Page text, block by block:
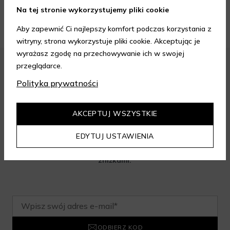
Zapisz się do newslettera i odbierz
rabat na aelia.pl:
-15% na cały nieprzeceniony asortyment przy minimalnej
wartości zamówienia 199 zł. Kod nie łączy się z innymi
zniżkami.
ODBIERZ KOD
Na tej stronie wykorzystujemy pliki cookie
Aby zapewnić Ci najlepszy komfort podczas korzystania z
witryny, strona wykorzystuje pliki cookie. Akceptując je
wyrażasz zgodę na przechowywanie ich w swojej
przeglądarce.
Polityka prywatności
EDYTUJ USTAWIENIA
AKCEPTUJ WSZYSTKIE